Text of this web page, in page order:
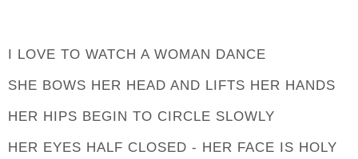
I LOVE TO WATCH A WOMAN DANCE
SHE BOWS HER HEAD AND LIFTS HER HANDS
HER HIPS BEGIN TO CIRCLE SLOWLY
HER EYES HALF CLOSED - HER FACE IS HOLY